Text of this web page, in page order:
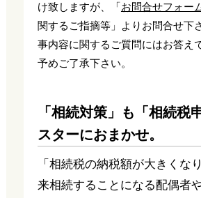
け致しますが、「お問合せフォー
関するご指摘等」よりお問合せ下
事内容に関するご質問にはお答え
予めご了承下さい。
「相続対策」も「相続税
スターにおまかせ。
「相続税の納税額が大きくな
来相続することになる配偶者